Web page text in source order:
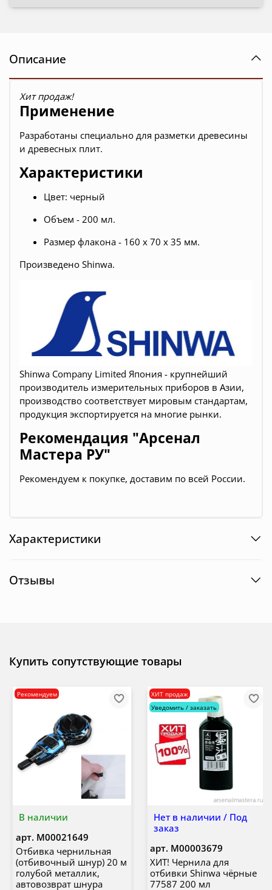
Описание
Хит продаж!
Применение
Разработаны специально для разметки древесины
и древесных плит.
Характеристики
Цвет: черный
Объем - 200 мл.
Размер флакона - 160 х 70 х 35 мм.
Произведено Shinwa.
Shinwa Company Limited Япония - крупнейший
производитель измерительных приборов в Азии,
производство соответствует мировым стандартам,
продукция экспортируется на многие рынки.
Рекомендация "Арсенал
Мастера РУ"
Рекомендуем к покупке, доставим по всей России.
Характеристики
Отзывы
Купить сопутствующие товары
В наличии
Рекомендуем
арт. М00021649
Отбивка чернильная
(отбивочный шнур) 20 м
голубой металлик,
автовозврат шнура
Нет в наличии / Под
заказ
ХИТ продаж
Уведомить / заказать
арт. М00003679
ХИТ! Чернила для
отбивки Shinwa чёрные
77587 200 мл